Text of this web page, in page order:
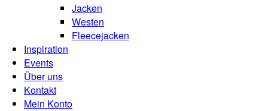
Jacken
Westen
Fleecejacken
Inspiration
Events
Über uns
Kontakt
Mein Konto